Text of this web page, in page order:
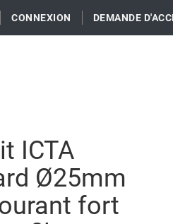
CONNEXION DEMANDE
ICTA
Ø25mm
fort